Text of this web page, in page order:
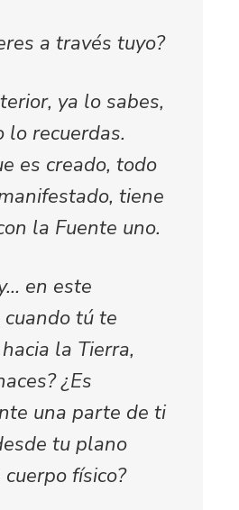
a través tuyo?
ya lo sabes,
lo recuerdas.
es creado, todo
tiene
la Fuente uno.
en este
tú te
la Tierra,
¿Es
una parte de ti
tu plano
físico?